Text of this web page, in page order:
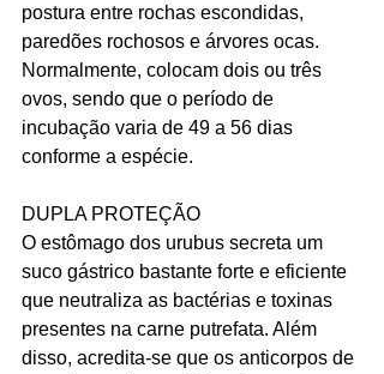
postura entre rochas escondidas,
paredões rochosos e árvores ocas.
Normalmente, colocam dois ou três
ovos, sendo que o período de
incubação varia de 49 a 56 dias
conforme a espécie.
DUPLA PROTEÇÃO
O estômago dos urubus secreta um
suco gástrico bastante forte e eficiente
que neutraliza as bactérias e toxinas
presentes na carne putrefata. Além
disso, acredita-se que os anticorpos de